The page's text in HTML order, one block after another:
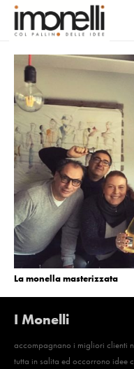
La monella masterizzata
I Monelli
accompagnano i migliori clienti
tutta in salita ed occorrono idee